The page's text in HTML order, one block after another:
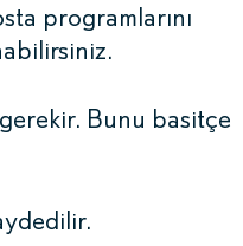
programlarını
Bunu basitçe